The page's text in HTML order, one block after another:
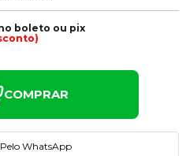
boleto ou pix
COMPRAR
WhatsApp